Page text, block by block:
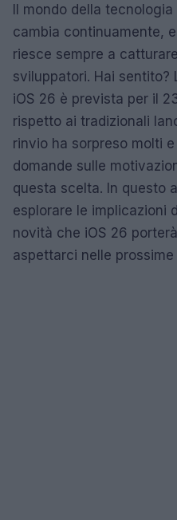
Il mondo della
cambia continuamente,
riesce sempre a
sviluppatori. Hai sentito?
iOS 26 è prevista per il
rispetto ai tradizionali
rinvio ha sorpreso molti
domande sulle
questa scelta. In questo
esplorare le implicazioni
novità che iOS 26
aspettarci nelle